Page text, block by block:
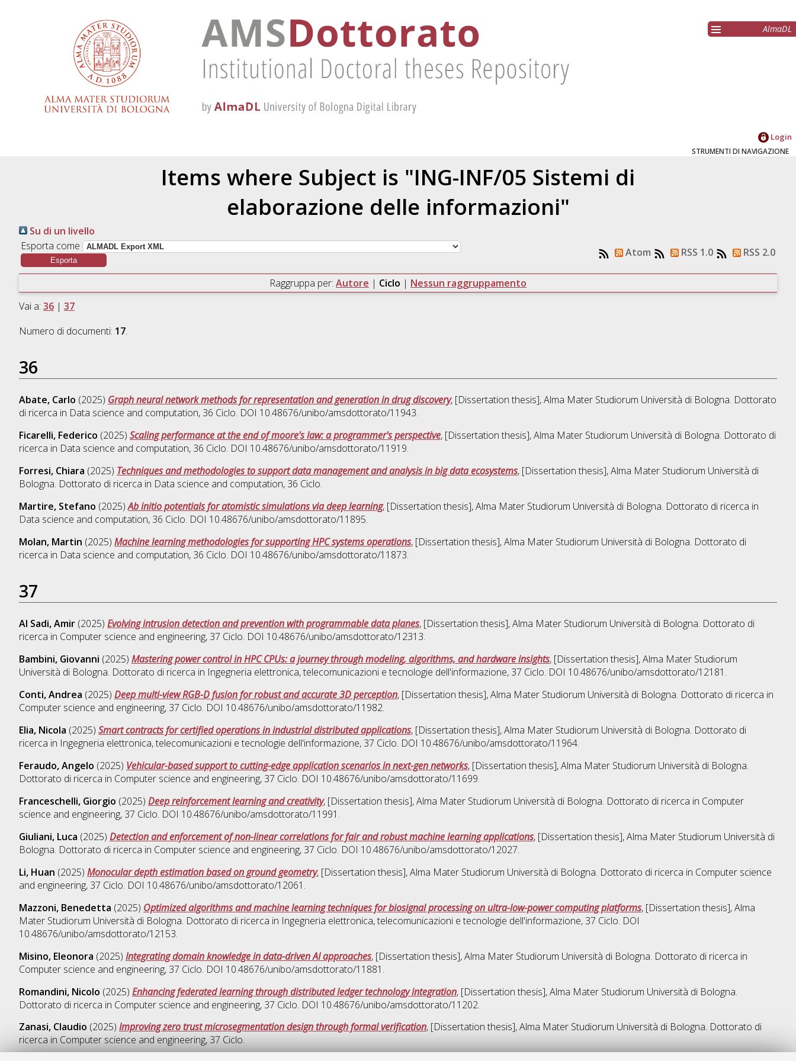
AlmaDL
Login
STRUMENTI DI NAVIGAZIONE
Items where Subject is "ING-INF/05 Sistemi di
elaborazione delle informazioni"
Su di un livello
Esporta come
Atom RSS 1.0 RSS 2.0
Raggruppa per: Autore | Ciclo | Nessun raggruppamento
Vai a: 36| 37
Numero di documenti: 17.
36
Abate, Carlo (2025) Graph neural network methods for representation and generation in drug discovery, [Dissertation thesis], Alma Mater Studiorum Università di Bologna. Dottorato
di ricerca in Data science and computation, 36 Ciclo. DOI 10.48676/unibo/amsdottorato/11943.
Ficarelli, Federico (2025) Scaling performance at the end of moore's law: a programmer's perspective, [Dissertation thesis], Alma Mater Studiorum Università di Bologna. Dottorato di
ricerca in Data science and computation, 36 Ciclo. DOI 10.48676/unibo/amsdottorato/11919.
Forresi, Chiara (2025) Techniques and methodologies to support data management and analysis in big data ecosystems, [Dissertation thesis], Alma Mater Studiorum Università di
Bologna. Dottorato di ricerca in Data science and computation, 36 Ciclo.
Martire, Stefano (2025)Ab initio potentials for atomistic simulations via deep learning, [Dissertation thesis], Alma Mater Studiorum Università di Bologna. Dottorato di ricerca in
Data science and computation, 36 Ciclo. DOI 10.48676/unibo/amsdottorato/11895.
Molan, Martin (2025) Machine learning methodologies for supporting HPC systems operations, [Dissertation thesis], Alma Mater Studiorum Università di Bologna. Dottorato di
ricerca in Data science and computation, 36 Ciclo. DOI 10.48676/unibo/amsdottorato/11873.
37
Al Sadi, Amir(2025) Evolving intrusion detection and prevention with programmable data planes, [Dissertation thesis], Alma Mater Studiorum Università di Bologna. Dottorato di
ricerca in Computer science and engineering, 37 Ciclo. DOI 10.48676/unibo/amsdottorato/12313.
Bambini, Giovanni (2025) Mastering power control in HPC CPUs: a journey through modeling, algorithms, and hardware insights, [Dissertation thesis], Alma Mater Studiorum
Università di Bologna. Dottorato di ricerca in Ingegneria elettronica, telecomunicazioni e tecnologie dell'informazione, 37 Ciclo. DOI 10.48676/unibo/amsdottorato/12181.
Conti, Andrea (2025) Deep multi-view RGB-D fusion for robust and accurate 3D perception, [Dissertation thesis], Alma Mater Studiorum Università di Bologna. Dottorato di ricerca in
Computer science and engineering, 37 Ciclo. DOI 10.48676/unibo/amsdottorato/11982.
Elia, Nicola (2025) Smart contracts for certified operations in industrial distributed applications, [Dissertation thesis], Alma Mater Studiorum Università di Bologna. Dottorato di
ricerca in Ingegneria elettronica, telecomunicazioni e tecnologie dell'informazione, 37 Ciclo. DOI 10.48676/unibo/amsdottorato/11964.
Feraudo, Angelo (2025) Vehicular-based support to cutting-edge application scenarios in next-gen networks, [Dissertation thesis], Alma Mater Studiorum Università di Bologna.
Dottorato di ricerca in Computer science and engineering, 37 Ciclo. DOI 10.48676/unibo/amsdottorato/11699.
Franceschelli, Giorgio (2025) Deep reinforcement learning and creativity, [Dissertation thesis], Alma Mater Studiorum Università di Bologna. Dottorato di ricerca in Computer
science and engineering, 37 Ciclo. DOI 10.48676/unibo/amsdottorato/11991.
Giuliani, Luca (2025) Detection and enforcement of non-linear correlations for fair and robust machine learning applications, [Dissertation thesis], Alma Mater Studiorum Università di
Bologna. Dottorato di ricerca in Computer science and engineering, 37 Ciclo. DOI 10.48676/unibo/amsdottorato/12027.
Li, Huan (2025) Monocular depth estimation based on ground geometry, [Dissertation thesis], Alma Mater Studiorum Università di Bologna. Dottorato di ricerca in Computer science
and engineering, 37 Ciclo. DOI 10.48676/unibo/amsdottorato/12061.
Mazzoni, Benedetta (2025) Optimized algorithms and machine learning techniques for biosignal processing on ultra-low-power computing platforms, [Dissertation thesis], Alma
Mater Studiorum Università di Bologna. Dottorato di ricerca in Ingegneria elettronica, telecomunicazioni e tecnologie dell'informazione, 37 Ciclo. DOI
10.48676/unibo/amsdottorato/12153.
Misino, Eleonora (2025) Integrating domain knowledge in data-driven AI approaches, [Dissertation thesis], Alma Mater Studiorum Università di Bologna. Dottorato di ricerca in
Computer science and engineering, 37 Ciclo. DOI 10.48676/unibo/amsdottorato/11881.
Romandini, Nicolo (2025) Enhancing federated learning through distributed ledger technology integration, [Dissertation thesis], Alma Mater Studiorum Università di Bologna.
Dottorato di ricerca in Computer science and engineering, 37 Ciclo. DOI 10.48676/unibo/amsdottorato/11202.
Zanasi, Claudio (2025) Improving zero trust microsegmentation design through formal verification, [Dissertation thesis], Alma Mater Studiorum Università di Bologna. Dottorato di
ricerca in Computer science and engineering, 37 Ciclo.